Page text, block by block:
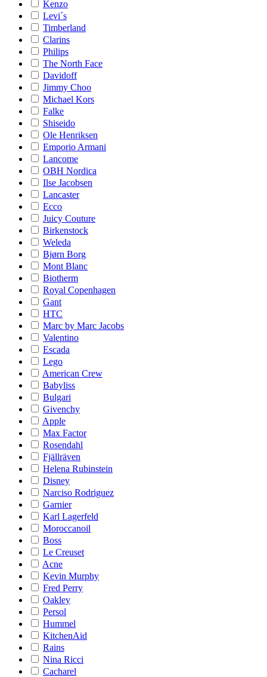
Kenzo
Levi´s
Timberland
Clarins
Philips
The North Face
Davidoff
Jimmy Choo
Michael Kors
Falke
Shiseido
Ole Henriksen
Emporio Armani
Lancome
OBH Nordica
Ilse Jacobsen
Lancaster
Ecco
Juicy Couture
Birkenstock
Weleda
Bjørn Borg
Mont Blanc
Biotherm
Royal Copenhagen
Gant
HTC
Marc by Marc Jacobs
Valentino
Escada
Lego
American Crew
Babyliss
Bulgari
Givenchy
Apple
Max Factor
Rosendahl
Fjällräven
Helena Rubinstein
Disney
Narciso Rodriguez
Garnier
Karl Lagerfeld
Moroccanoil
Boss
Le Creuset
Acne
Kevin Murphy
Fred Perry
Oakley
Persol
Hummel
KitchenAid
Rains
Nina Ricci
Cacharel